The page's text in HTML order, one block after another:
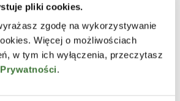
pliki cookies.
zgodę na wykorzystywanie
Więcej o możliwościach
w tym ich wyłączenia, przeczytasz
.
previamente humedecido, masajear
por semana.
Decyl Glucoside, Dimethicone,